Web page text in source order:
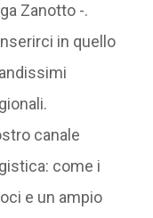
Zanotto -.
in quello
canale
come i
e un ampio